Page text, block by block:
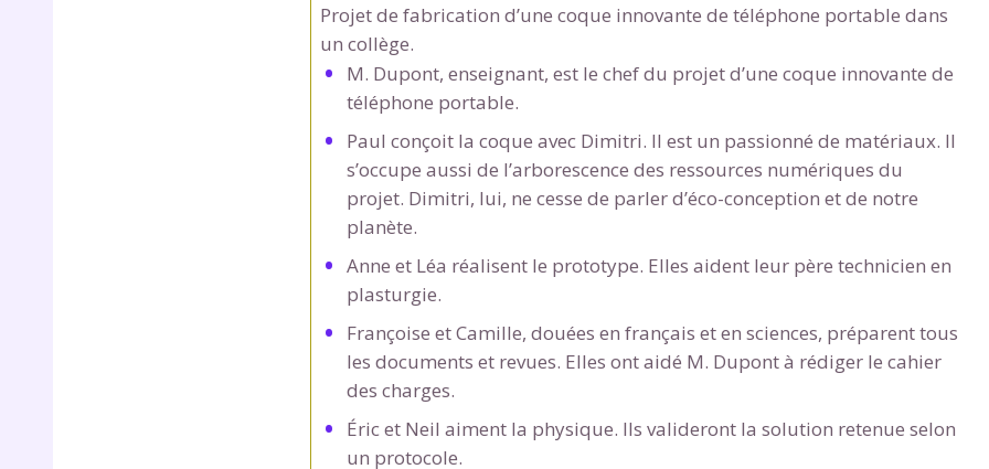
Projet de fabrication d’une coque innovante de téléphone portable dans
un collège.
M. Dupont, enseignant, est le chef du projet d’une coque innovante de
téléphone portable.
Paul conçoit la coque avec Dimitri. Il est un passionné de matériaux. Il
s’occupe aussi de l’arborescence des ressources numériques du
projet. Dimitri, lui, ne cesse de parler d’éco-conception et de notre
planète.
Anne et Léa réalisent le prototype. Elles aident leur père technicien en
plasturgie.
Françoise et Camille, douées en français et en sciences, préparent tous
les documents et revues. Elles ont aidé M. Dupont à rédiger le cahier
des charges.
Éric et Neil aiment la physique. Ils valideront la solution retenue selon
un protocole.
Envie de progresser et de
réussir votre année scolaire
Testez gratuitement pendant 24h
notre plateforme de soutien
Fiches de cours et vidéos,
Tout le programme